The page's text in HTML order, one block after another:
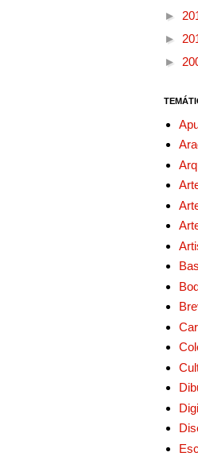
►
►
►